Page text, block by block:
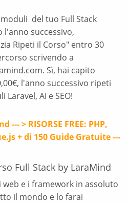
del tuo Full Stack
l'anno successivo,
Ripeti il Corso" entro 30
scrivendo a
Sì, hai capito
l'anno successivo ripeti
AI e SEO!
> RISORSE FREE: PHP,
+ di 150 Guide Gratuite ---
Full Stack by LaraMind
web e i framework in assoluto
il mondo e lo farai